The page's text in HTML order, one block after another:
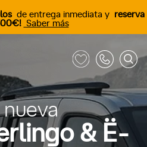
de entrega inmediata y reserva
Saber más
& Ë-